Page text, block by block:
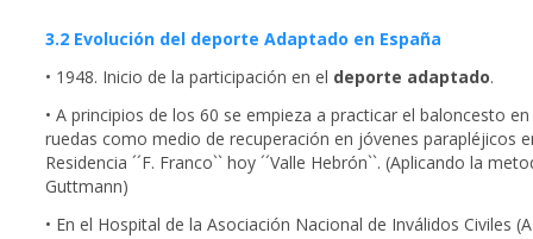
3.2 Evolución del deporte Adaptado en España
• 1948. Inicio de la participación en el deporte adaptado.
• A principios de los 60 se empieza a practicar el baloncesto
ruedas como medio de recuperación en jóvenes parapléjicos
Residencia ´´F. Franco`` hoy ´´Valle Hebrón``. (Aplicando la
Guttmann)
• En el Hospital de la Asociación Nacional de Inválidos Civiles